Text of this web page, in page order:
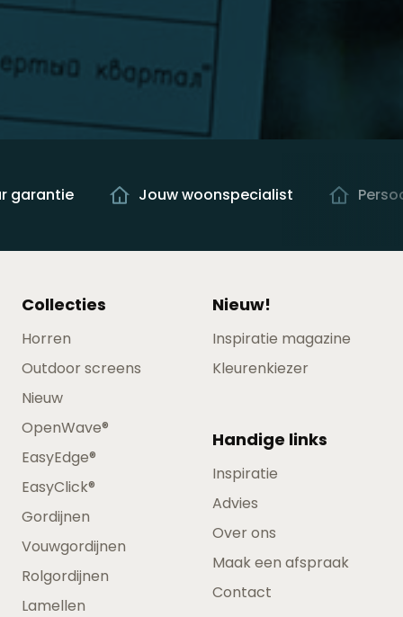
garantie Jouw woonspecialist
Collecties
Horren
Outdoor screens
Nieuw
OpenWave®
EasyEdge®
EasyClick®
Gordijnen
Vouwgordijnen
Rolgordijnen
Lamellen
Nieuw!
Inspiratie magazine
Kleurenkiezer
Handige links
Inspiratie
Advies
Over ons
Maak een afspraak
Contact